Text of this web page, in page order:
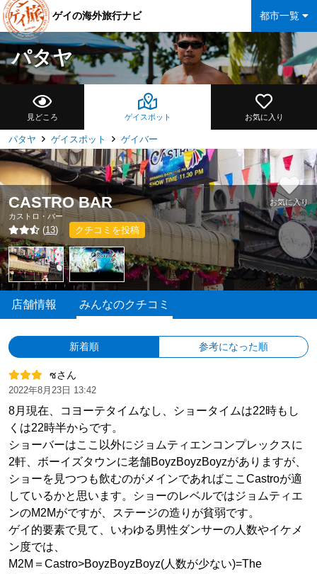
都市一覧
ゲイの海外旅行ナビ
パタヤ
見どころ ゲイスポット お気に入り
パタヤ ゲイスポット ゲイバー
CASTRO BAR
カストロ・バー
(13) クチコミを投稿
お気に入り
店舗情報 みんなのクチコミ
新着順 参考になった順
ซさん
2022年8月23日 13:42
8月現在、コヨーテタイムなし、ショータイムは22時もし
くは22時半からです。
ショーバーはここ以外にジョムティエンコンプレックスに
2軒、ボーイズタウンに老舗BoyzBoyzBoyzがありますが、
ショーを見つつも飲むのがメインであればここCastroが適
しているかと思います。ショーのレベルではジョムティエ
ンのM2Mがですが、ステージの造りが貧弱です。
ゲイ的要素で見て、いわゆる男性ダンサーの人数やイケメ
ン度では、
M2M＝Castro>BoyzBoyzBoyz(人数が少ない)=The